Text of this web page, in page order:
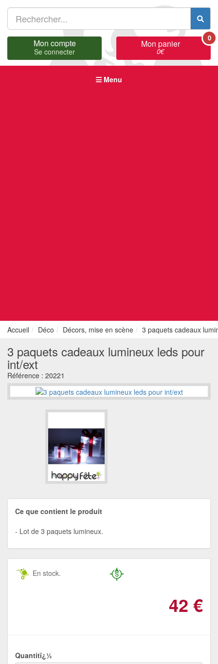
Mon compte
Se connecter
Mon panier
0€
0
Menu
Accueil Déco Décors, mise en scène 3 paquets cadeaux
3 paquets cadeaux lumineux leds pour
int/ext
Référence : 20221
Ce que contient le produit
Lot de 3 paquets lumineux.
En stock.
42 €
Quantitï¿½